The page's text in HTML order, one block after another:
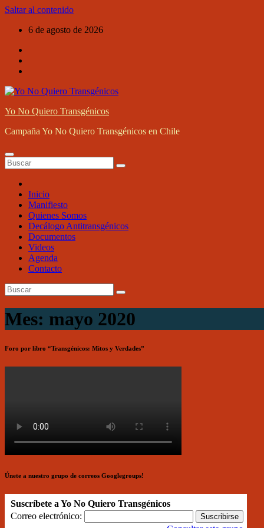
Saltar al contenido
6 de agosto de 2026
Yo No Quiero Transgénicos
Campaña Yo No Quiero Transgénicos en Chile
Inicio
Manifiesto
Quienes Somos
Decálogo Antitransgénicos
Documentos
Videos
Agenda
Contacto
Mes: mayo 2020
Foro por libro “Transgénicos: Mitos y Verdades”
Únete a nuestro grupo de correos Googlegroups!
Suscríbete a Yo No Quiero Transgénicos
Correo electrónico: